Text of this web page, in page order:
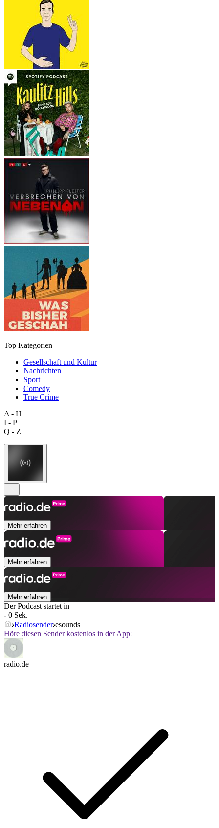
Top Kategorien
Gesellschaft und Kultur
Nachrichten
Sport
Comedy
True Crime
A - H
I - P
Q - Z
Mehr erfahren
Mehr erfahren
Mehr erfahren
Der Podcast startet in
- 0 Sek.
Radiosender esounds
Höre diesen Sender kostenlos in der App:
radio.de